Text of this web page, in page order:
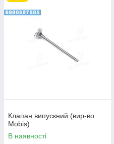
Клапан випускний (вир-во
Mobis)
В наявності